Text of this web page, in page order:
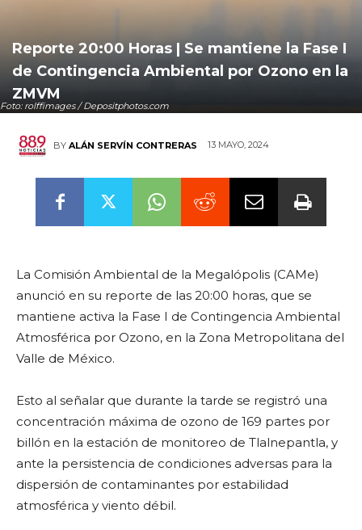
Foto: rolffimages / Depositphotos.com
Reporte 20:00 Horas | Se mantiene la Fase I
de Contingencia Ambiental por Ozono en la
ZMVM
BY ALÁN SERVÍN CONTRERAS 13 MAYO, 2024
La Comisión Ambiental de la Megalópolis (CAMe)
anunció en su reporte de las 20:00 horas, que se
mantiene activa la Fase I de Contingencia Ambiental
Atmosférica por Ozono, en la Zona Metropolitana del
Valle de México.
Esto al señalar que durante la tarde se registró una
concentración máxima de ozono de 169 partes por
billón en la estación de monitoreo de Tlalnepantla, y
ante la persistencia de condiciones adversas para la
dispersión de contaminantes por estabilidad
atmosférica y viento débil.